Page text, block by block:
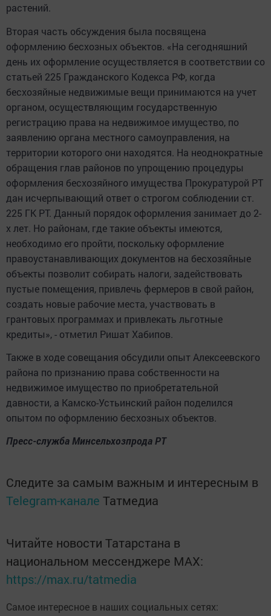
растений.
Вторая часть обсуждения была посвящена
оформлению бесхозных объектов. «На сегодняшний
день их оформление осуществляется в соответствии со
статьей 225 Гражданского Кодекса РФ, когда
бесхозяйные недвижимые вещи принимаются на учет
органом, осуществляющим государственную
регистрацию права на недвижимое имущество, по
заявлению органа местного самоуправления, на
территории которого они находятся. На неоднократные
обращения глав районов по упрощению процедуры
оформления бесхозяйного имущества Прокуратурой РТ
дан исчерпывающий ответ о строгом соблюдении ст.
225 ГК РТ. Данный порядок оформления занимает до 2-
х лет. Но районам, где такие объекты имеются,
необходимо его пройти, поскольку оформление
правоустанавливающих документов на бесхозяйные
объекты позволит собирать налоги, задействовать
пустые помещения, привлечь фермеров в свой район,
создать новые рабочие места, участвовать в
грантовых программах и привлекать льготные
кредиты», - отметил Ришат Хабипов.
Также в ходе совещания обсудили опыт Алексеевского
района по признанию права собственности на
недвижимое имущество по приобретательной
давности, а Камско-Устьинский район поделился
опытом по оформлению бесхозных объектов.
Пресс-служба Минсельхозпрода РТ
Следите за самым важным и интересным в
Telegram-канале Татмедиа
Читайте новости Татарстана в
национальном мессенджере MАХ:
https://max.ru/tatmedia
Самое интересное в наших социальных сетях: